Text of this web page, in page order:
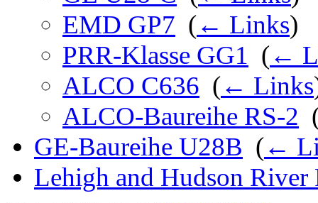
EMD GP7 (← Links)
PRR-Klasse GG1 (←
ALCO C636 (← Links
ALCO-Baureihe RS-2
GE-Baureihe U28B (←
Lehigh and Hudson River